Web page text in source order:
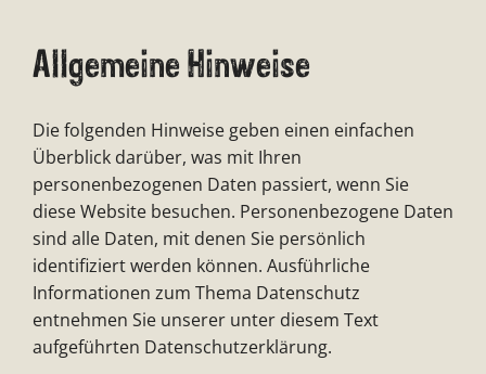
Allgemeine Hinweise
Die folgenden Hinweise geben einen einfachen
Überblick darüber, was mit Ihren
personenbezogenen Daten passiert, wenn Sie
diese Website besuchen. Personenbezogene Daten
sind alle Daten, mit denen Sie persönlich
identifiziert werden können. Ausführliche
Informationen zum Thema Datenschutz
entnehmen Sie unserer unter diesem Text
aufgeführten Datenschutzerklärung.